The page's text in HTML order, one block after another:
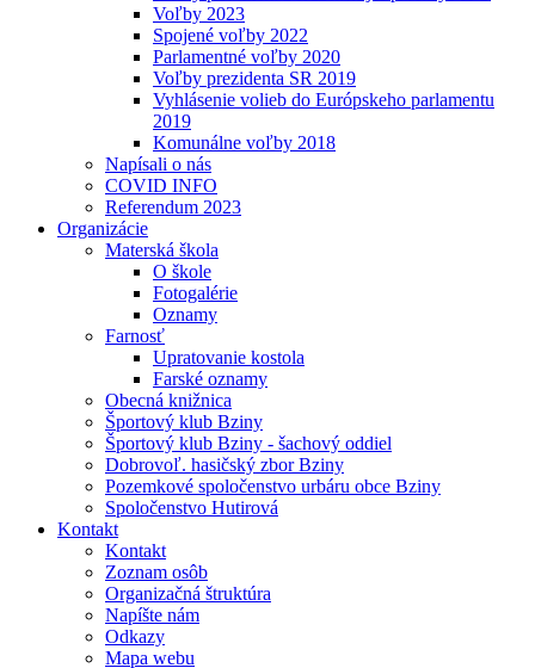
Voľby 2023
Spojené voľby 2022
Parlamentné voľby 2020
Voľby prezidenta SR 2019
Vyhlásenie volieb do Európskeho parlamentu
2019
Komunálne voľby 2018
Napísali o nás
COVID INFO
Referendum 2023
Organizácie
Materská škola
O škole
Fotogalérie
Oznamy
Farnosť
Upratovanie kostola
Farské oznamy
Obecná knižnica
Športový klub Bziny
Športový klub Bziny - šachový oddiel
Dobrovoľ. hasičský zbor Bziny
Pozemkové spoločenstvo urbáru obce Bziny
Spoločenstvo Hutirová
Kontakt
Kontakt
Zoznam osôb
Organizačná štruktúra
Napíšte nám
Odkazy
Mapa webu